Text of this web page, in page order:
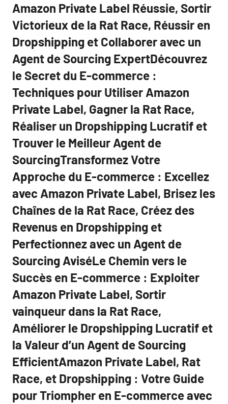
Amazon Private Label Réussie, Sortir
Victorieux de la Rat Race, Réussir en
Dropshipping et Collaborer avec un
Agent de Sourcing ExpertDécouvrez
le Secret du E-commerce :
Techniques pour Utiliser Amazon
Private Label, Gagner la Rat Race,
Réaliser un Dropshipping Lucratif et
Trouver le Meilleur Agent de
SourcingTransformez Votre
Approche du E-commerce : Excellez
avec Amazon Private Label, Brisez les
Chaînes de la Rat Race, Créez des
Revenus en Dropshipping et
Perfectionnez avec un Agent de
Sourcing AviséLe Chemin vers le
Succès en E-commerce : Exploiter
Amazon Private Label, Sortir
vainqueur dans la Rat Race,
Améliorer le Dropshipping Lucratif et
la Valeur d’un Agent de Sourcing
EfficientAmazon Private Label, Rat
Race, et Dropshipping : Votre Guide
pour Triompher en E-commerce avec